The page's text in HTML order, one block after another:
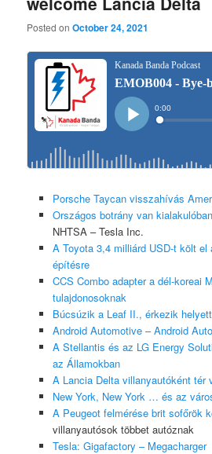
Posted onOctober 24, 2021
Porsche Taycan visszahívás
Országos botrány van
NHTSA – Tesla Inc.
A Toyota 3,4 milliárd USD-t költ el
építésre
CCS Combo adapter a dél-koreai
tulajdonosoknak
Búcsúzik a Leaf II., érkezik
Android Automotive – Android
A Stellantis és az LG Energy
az Államokban
A Lancia Delta villanyautóként tér
New York, New York … és az
A Peugeot felmérése brit sofőrök
villanyautósok többet autóznak
Tesla: Gigafactory – Megacharger